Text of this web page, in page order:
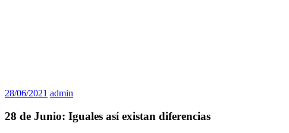
28/06/2021 admin
28 de Junio: Iguales así existan diferencias